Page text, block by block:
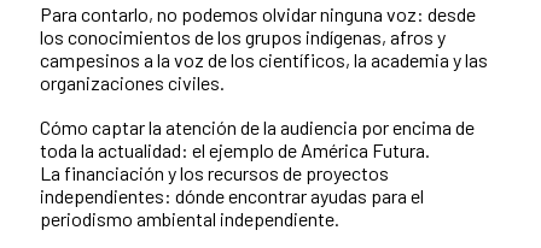
Para contarlo, no podemos olvidar ninguna voz: desde
los conocimientos de los grupos indígenas, afros y
campesinos a la voz de los científicos, la academia y las
organizaciones civiles.
Cómo captar la atención de la audiencia por encima de
toda la actualidad: el ejemplo de América Futura.
La financiación y los recursos de proyectos
independientes: dónde encontrar ayudas para el
periodismo ambiental independiente.